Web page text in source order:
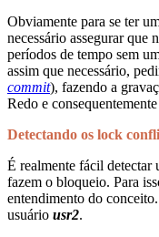
Obviamente para se ter
necessário assegurar que
períodos de tempo sem
assim que necessário,
commit), fazendo a
Redo e
Detectando os lock
É realmente fácil detectar
fazem o bloqueio. Para
entendimento do
usuário usr2.